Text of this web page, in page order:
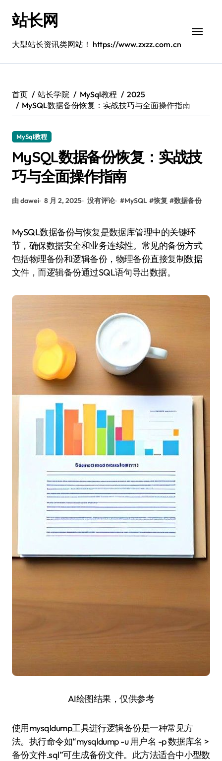
站长网
大型站长资讯类网站！ https://www.zxzz.com.cn
首页 站长学院 MySql教程
2025
MySQL数据备份恢复：实战技巧与全面操作指南
MySql教程
MySQL数据备份恢复：实战技
巧与全面操作指南
由 dawei 8 月 2, 2025 没有评论 #MySQL #恢复 #数据备份
MySQL数据备份与恢复是数据库管理中的关键环
节，确保数据安全和业务连续性。常见的备份方式
包括物理备份和逻辑备份，物理备份直接复制数据
文件，而逻辑备份通过SQL语句导出数据。
AI绘图结果，仅供参考
使用mysqldump工具进行逻辑备份是一种常见方
法。执行命令如“mysqldump -u 用户名 -p 数据库名 >
备份文件.sql”可生成备份文件。此方法适合中小型数